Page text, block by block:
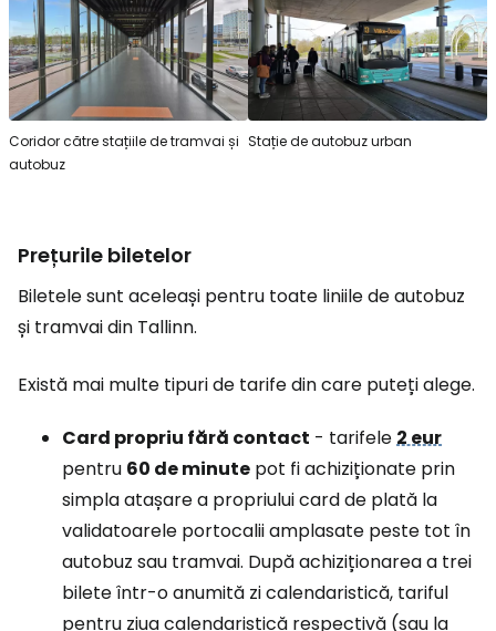
Coridor către stațiile de tramvai și
autobuz
Stație de autobuz urban
Prețurile biletelor
Biletele sunt aceleași pentru toate liniile de autobuz
și tramvai din Tallinn.
Există mai multe tipuri de tarife din care puteți alege.
Card propriu fără contact - tarifele 2 eur
pentru 60 de minute pot fi achiziționate prin
simpla atașare a propriului card de plată la
validatoarele portocalii amplasate peste tot în
autobuz sau tramvai. După achiziționarea a trei
bilete într-o anumită zi calendaristică, tariful
pentru ziua calendaristică respectivă (sau la